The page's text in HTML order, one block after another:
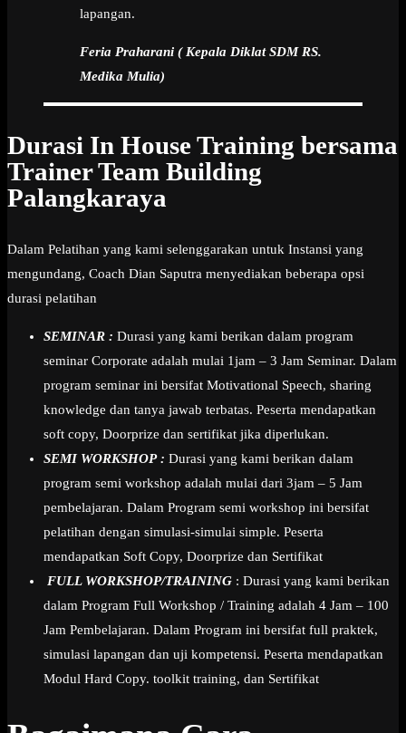
lapangan.
Feria Praharani ( Kepala Diklat SDM RS.
Medika Mulia)
Durasi In House Training bersama
Trainer Team Building
Palangkaraya
Dalam Pelatihan yang kami selenggarakan untuk Instansi yang
mengundang, Coach Dian Saputra menyediakan beberapa opsi
durasi pelatihan
SEMINAR : Durasi yang kami berikan dalam program
seminar Corporate adalah mulai 1jam – 3 Jam Seminar. Dalam
program seminar ini bersifat Motivational Speech, sharing
knowledge dan tanya jawab terbatas. Peserta mendapatkan
soft copy, Doorprize dan sertifikat jika diperlukan.
SEMI WORKSHOP : Durasi yang kami berikan dalam
program semi workshop adalah mulai dari 3jam – 5 Jam
pembelajaran. Dalam Program semi workshop ini bersifat
pelatihan dengan simulasi-simulai simple. Peserta
mendapatkan Soft Copy, Doorprize dan Sertifikat
FULL WORKSHOP/TRAINING : Durasi yang kami berikan
dalam Program Full Workshop / Training adalah 4 Jam – 100
Jam Pembelajaran. Dalam Program ini bersifat full praktek,
simulasi lapangan dan uji kompetensi. Peserta mendapatkan
Modul Hard Copy. toolkit training, dan Sertifikat